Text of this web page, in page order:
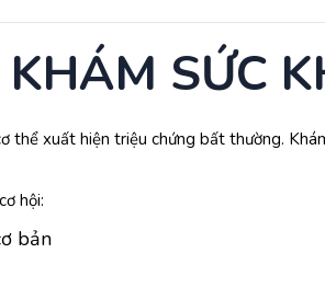
và tiêm phòng cho bà bầu theo từng
để kiểm tra và tầm soát các bất thường
nhi để phát hiện các dị tật như sứt môi,
hộp sọ và não bộ.
SỨC
thể xuất hiện triệu chứng bất thường.
hội:
bản